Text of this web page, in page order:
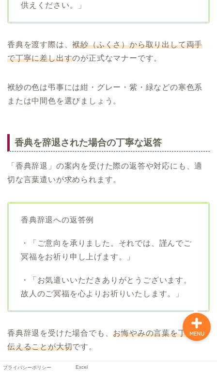
供えください。」
香典を渡す際は、袱紗（ふくさ）から取り出して両手
で丁寧に差し出すのが正式なマナーです。
袱紗の色は弔事には紺・グレー・紫・緑などの寒色系
または中間色を選びましょう。
香典を辞退された場合の丁寧な返答
「香典辞退」の案内を受けた際の返答や対応にも、適
切な言葉遣いが求められます。
香典辞退への返答例
・「ご意向を承りました。それでは、謹んでご
冥福をお祈り申し上げます。」
・「お気遣いいただきありがとうございます。
故人のご冥福を心よりお祈りいたします。」
香典辞退を受けた場合でも、お悔やみの言葉を丁寧に
伝えることが大切です。
プライバシーポリシー Excel
MENU
プライバシーポリシー
Excel